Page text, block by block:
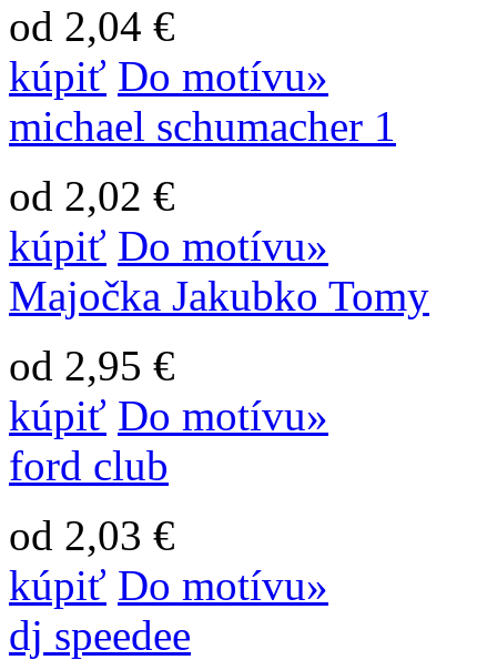
od 2,04 €
kúpiť Do motívu»
michael schumacher 1
od 2,02 €
kúpiť Do motívu»
Majočka Jakubko Tomy
od 2,95 €
kúpiť Do motívu»
ford club
od 2,03 €
kúpiť Do motívu»
dj speedee